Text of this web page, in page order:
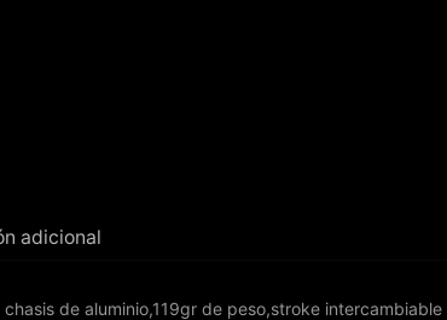
adicional
de aluminio,119gr de peso,stroke